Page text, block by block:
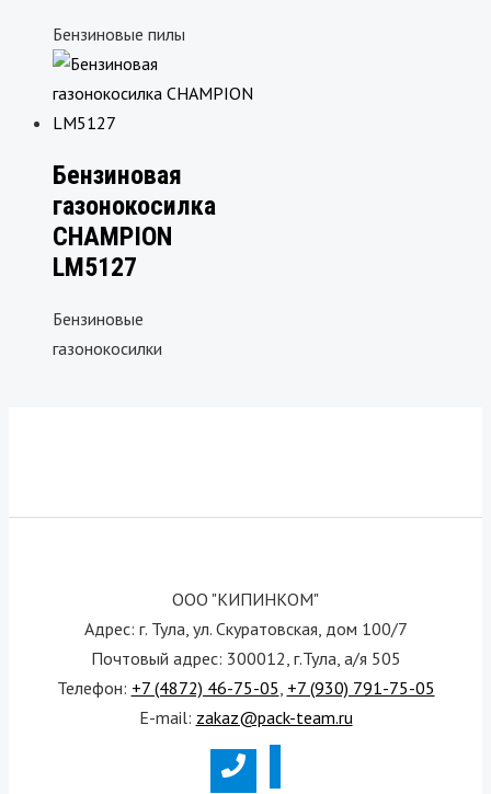
Бензиновые пилы
Бензиновая
газонокосилка
CHAMPION
LM5127
Бензиновые
газонокосилки
ООО "КИПИНКОМ"
Адрес: г. Тула, ул. Скуратовская, дом 100/7
Почтовый адрес: 300012, г.Тула, а/я 505
Телефон: +7 (4872) 46-75-05, +7 (930) 791-75-05
E-mail: zakaz@pack-team.ru